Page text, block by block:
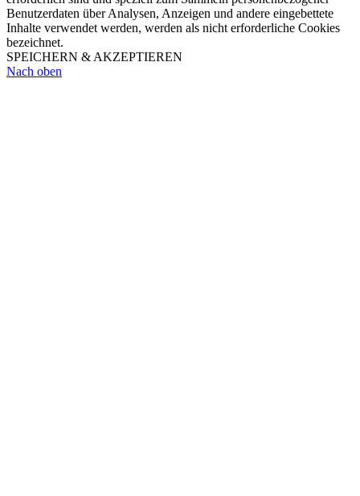
Benutzerdaten über Analysen, Anzeigen und andere eingebettete
Inhalte verwendet werden, werden als nicht erforderliche Cookies
bezeichnet.
SPEICHERN & AKZEPTIEREN
Nach oben